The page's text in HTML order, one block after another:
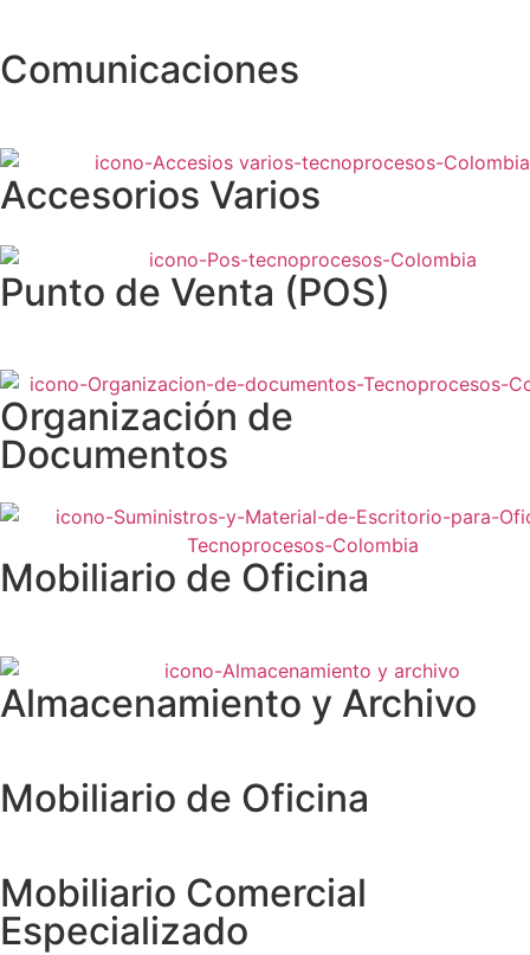
Comunicaciones
Accesorios Varios
Punto de Venta (POS)
Organización de
Documentos
Mobiliario de Oficina
Almacenamiento y Archivo
Mobiliario de Oficina
Mobiliario Comercial
Especializado